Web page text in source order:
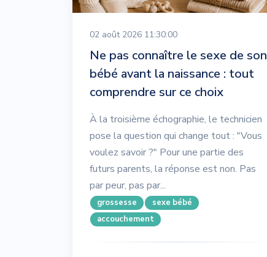
02 août 2026 11:30:00
Ne pas connaître le sexe de son
bébé avant la naissance : tout
comprendre sur ce choix
À la troisième échographie, le technicien
pose la question qui change tout : "Vous
voulez savoir ?" Pour une partie des
futurs parents, la réponse est non. Pas
par peur, pas par...
grossesse
sexe bébé
accouchement